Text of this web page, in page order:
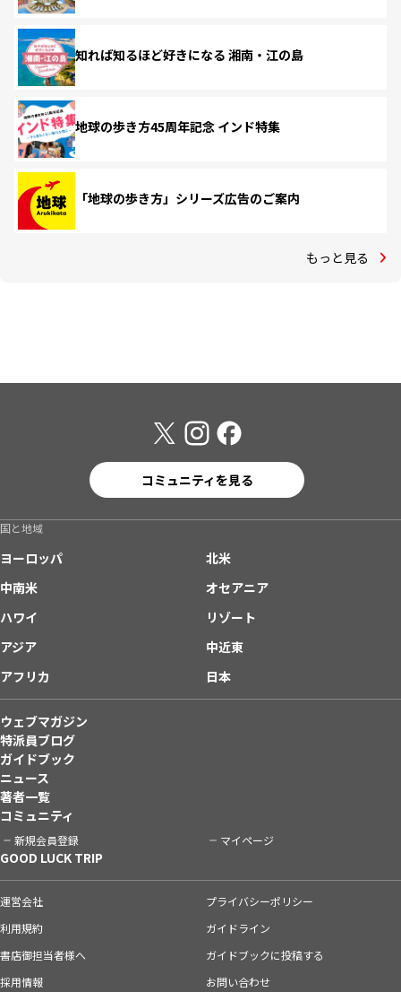
知れば知るほど好きになる 湘南・江の島
地球の歩き方45周年記念 インド特集
「地球の歩き方」シリーズ広告のご案内
もっと見る
コミュニティを見る
国と地域
ヨーロッパ
北米
中南米
オセアニア
ハワイ
リゾート
アジア
中近東
アフリカ
日本
ウェブマガジン
特派員ブログ
ガイドブック
ニュース
著者一覧
コミュニティ
新規会員登録 マイページ
GOOD LUCK TRIP
運営会社
プライバシーポリシー
利用規約
ガイドライン
書店御担当者様へ
ガイドブックに投稿する
採用情報
お問い合わせ